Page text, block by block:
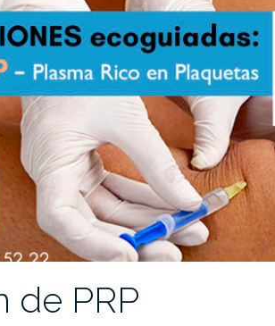
de PRP